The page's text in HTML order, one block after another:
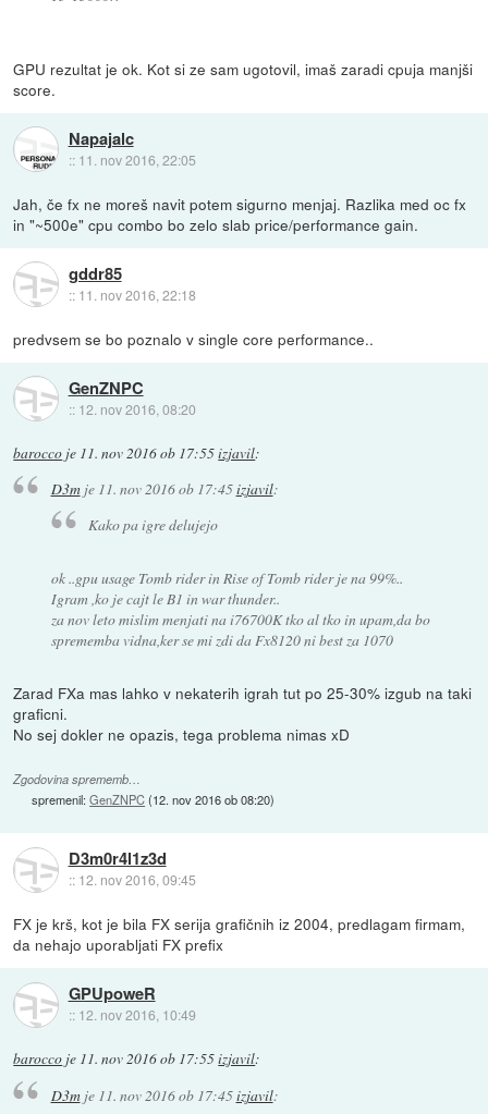
GPU rezultat je ok. Kot si ze sam ugotovil, imaš zaradi cpuja manjši
score.
Napajalc
:: 11. nov 2016, 22:05
Jah, če fx ne moreš navit potem sigurno menjaj. Razlika med oc fx
in "~500e" cpu combo bo zelo slab price/performance gain.
gddr85
:: 11. nov 2016, 22:18
predvsem se bo poznalo v single core performance..
GenZNPC
:: 12. nov 2016, 08:20
barocco je 11. nov 2016 ob 17:55izjavil:
D3mje 11. nov 2016 ob 17:45izjavil:
Kako pa igre delujejo
ok ..gpu usage Tomb rider in Rise of Tomb rider je na 99%..
Igram ,ko je cajt le B1 in war thunder..
za nov leto mislim menjati na i76700K tko al tko in upam,da bo
sprememba vidna,ker se mi zdi da Fx8120 ni best za 1070
Zarad FXa mas lahko v nekaterih igrah tut po 25-30% izgub na taki
graficni.
No sej dokler ne opazis, tega problema nimas xD
Zgodovina sprememb…
spremenil:GenZNPC(12. nov 2016 ob 08:20)
D3m0r4l1z3d
:: 12. nov 2016, 09:45
FX je krš, kot je bila FX serija grafičnih iz 2004, predlagam firmam,
da nehajo uporabljati FX prefix
GPUpoweR
:: 12. nov 2016, 10:49
barocco je 11. nov 2016 ob 17:55izjavil:
D3mje 11. nov 2016 ob 17:45izjavil: